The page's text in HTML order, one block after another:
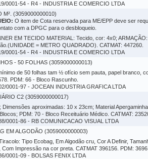
0001-54 - R4 - INDUSTRIA E COMERCIO LTDA
M². (3059000000010)
O item de Cota reservada para ME/EPP deve ser
com a DPGC para o desbloqueio.
EM TECIDO MATERIAL: Tecido, cor: 4x0;
= METRO QUADRADO). CATMAT: 447260.
0001-54 - R4 - INDUSTRIA E COMERCIO LTDA
- 50 FOLHAS (3059000000013)
de 50 folhas tam ½ ofício sem pauta, papel branco,
PDM: 66 - Bloco Rascunho.
0001-97 - JOCEAN INDUSTRIA GRAFICA LTDA
C2 (3059000000017)
aproximadas: 10 x 23cm; Material
PDM: 70 - Bloco Receituário Médico. CATMAT:
0001-86 - RB COMUNICACAO VISUAL LTDA
EM ALGODÃO (3059000000003)
Tipo Ecobag, Em Algodão cru, Cor A Definir,
Com Impressão na cor preta. CATMAT 396156. PDM:
0001-09 - BOLSAS FENIX LTDA